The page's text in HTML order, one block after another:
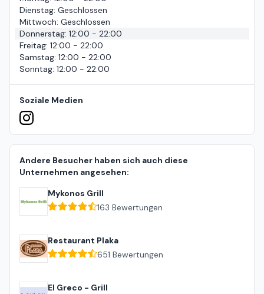
Dienstag: Geschlossen
Mittwoch: Geschlossen
Donnerstag: 12:00 - 22:00
Freitag: 12:00 - 22:00
Samstag: 12:00 - 22:00
Sonntag: 12:00 - 22:00
Soziale Medien
Andere Besucher haben sich auch diese
Unternehmen angesehen:
Mykonos Grill
163 Bewertungen
Restaurant Plaka
651 Bewertungen
El Greco - Grill